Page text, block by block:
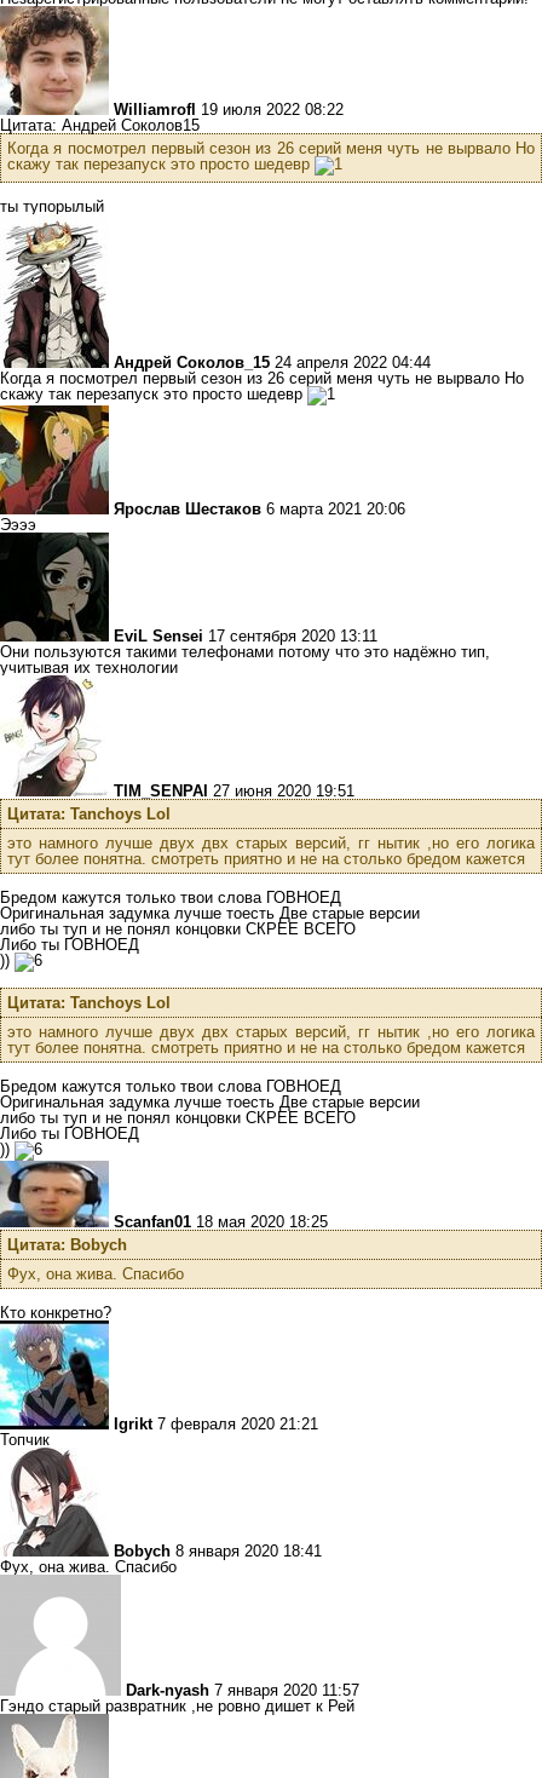
Williamrofl 19 июля 2022 08:22
Цитата: Андрей Соколов15
Когда я посмотрел первый сезон из 26 серий меня чуть не вырвало Но
скажу так перезапуск это просто шедевр
ты тупорылый
Андрей Соколов_15 24 апреля 2022 04:44
Когда я посмотрел первый сезон из 26 серий меня чуть не вырвало Но
скажу так перезапуск это просто шедевр
Ярослав Шестаков 6 марта 2021 20:06
Ээээ
EviL Sensei 17 сентября 2020 13:11
Они пользуются такими телефонами потому что это надёжно тип,
учитывая их технологии
TIM_SENPAI 27 июня 2020 19:51
Цитата: Tanchoys Lol
это намного лучше двух двх старых версий, гг нытик ,но его логика
тут более понятна. смотреть приятно и не на столько бредом кажется
Бредом кажутся только твои слова ГОВНОЕД
Оригинальная задумка лучше тоесть Две старые версии
либо ты туп и не понял концовки СКРЕЕ ВСЕГО
Либо ты ГОВНОЕД
))
Цитата: Tanchoys Lol
это намного лучше двух двх старых версий, гг нытик ,но его логика
тут более понятна. смотреть приятно и не на столько бредом кажется
Бредом кажутся только твои слова ГОВНОЕД
Оригинальная задумка лучше тоесть Две старые версии
либо ты туп и не понял концовки СКРЕЕ ВСЕГО
Либо ты ГОВНОЕД
))
Scanfan01 18 мая 2020 18:25
Цитата: Bobych
Фух, она жива. Спасибо
Кто конкретно?
Igrikt 7 февраля 2020 21:21
Топчик
Bobych 8 января 2020 18:41
Фух, она жива. Спасибо
Dark-nyash 7 января 2020 11:57
Гэндо старый развратник ,не ровно дишет к Рей